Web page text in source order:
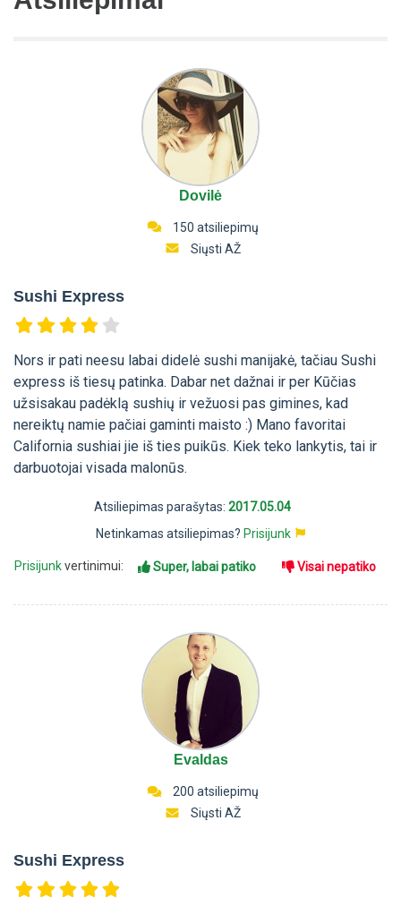
Dovilė
150 atsiliepimų
Siųsti AŽ
Sushi Express
Nors ir pati neesu labai didelė sushi manijakė, tačiau Sushi
express iš tiesų patinka. Dabar net dažnai ir per Kūčias
užsisakau padėklą sushių ir vežuosi pas gimines, kad
nereiktų namie pačiai gaminti maisto :) Mano favoritai
California sushiai jie iš ties puikūs. Kiek teko lankytis, tai ir
darbuotojai visada malonūs.
Atsiliepimas parašytas: 2017.05.04
Netinkamas atsiliepimas? Prisijunk
Prisijunkvertinimui: Super, labai patiko Visai nepatiko
Evaldas
200 atsiliepimų
Siųsti AŽ
Sushi Express